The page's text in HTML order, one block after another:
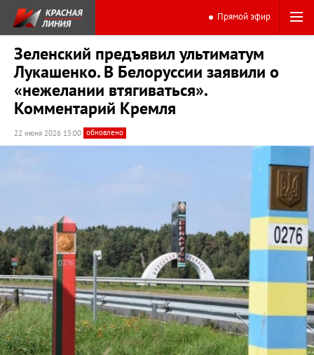
Прямой эфир
Зеленский предъявил ультиматум
Лукашенко. В Белоруссии заявили о
«нежелании втягиваться».
Комментарий Кремля
22 июня 2026 15:00 обновлено